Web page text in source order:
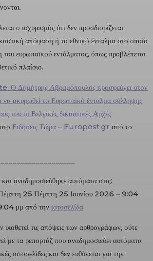
ο ισχυρισμός ότι δεν προσδιορίζεται
απόφαση ή το εθνικό ένταλμα στο οποίο
του ευρωπαϊκού εντάλματος, όπως προβλέπεται
πλαίσιο.
Ο Δημήτρης Αβραμόπουλος προσφεύγει στον
να ακυρωθεί το Ευρωπαϊκό ένταλμα σύλληψης
του οι Βελγικές δικαστικές Αρχές
Ειδήσεις Τώρα – Europost.gr από το
αναδημοσιεύθηκε αυτόματα στις:
25 Πέμπτη 25 Ιουνίου 2026 – 9:04
μμ από την ιστοσελίδα
τις απόψεις των αρθρογράφων, ούτε
με τα ρεπορτάζ που αναδημοσιεύει αυτόματα
ιστοσελίδες και δεν ευθύνεται για την